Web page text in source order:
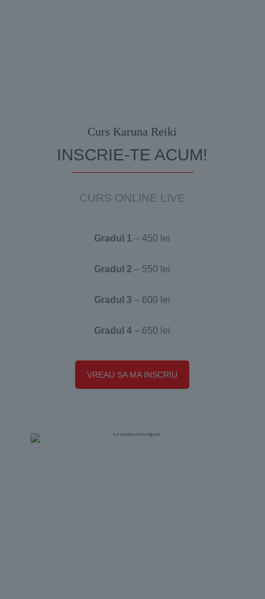
Curs Karuna Reiki
INSCRIE-TE ACUM!
CURS ONLINE LIVE
Gradul 1 – 450 lei
Gradul 2 – 550 lei
Gradul 3 – 600 lei
Gradul 4 – 650 lei
VREAU SA MA INSCRIU